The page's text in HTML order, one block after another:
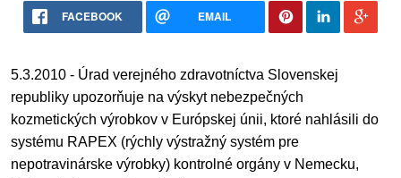
FACEBOOK EMAIL
5.3.2010 - Úrad verejného zdravotníctva Slovenskej
republiky upozorňuje na výskyt nebezpečných
kozmetických výrobkov v Európskej únii, ktoré nahlásili do
systému RAPEX (rýchly výstražný systém pre
nepotravinárske výrobky) kontrolné orgány v Nemecku,